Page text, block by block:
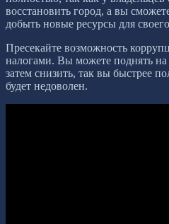
восстановить город, а вы
добыть новые ресурсы для
Пресекайте возможность
налогами. Вы можете поднять
затем снизить, так вы быстрее
будет недоволен.